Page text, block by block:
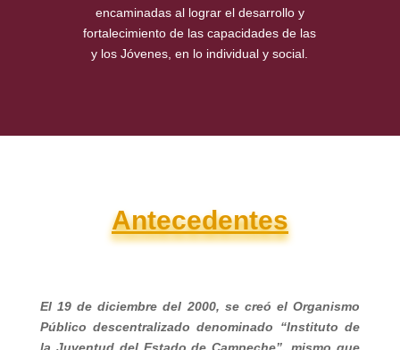
encaminadas al lograr el desarrollo y
fortalecimiento de las capacidades de las
y los Jóvenes, en lo individual y social.
Antecedentes
El 19 de diciembre del 2000, se creó el Organismo
Público descentralizado denominado “Instituto de